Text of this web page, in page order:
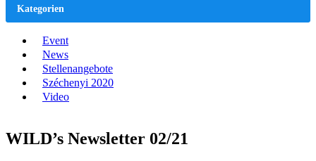
WILD’s Newsletter 02/21
Kategorien
Event
News
Stellenangebote
Széchenyi 2020
Video